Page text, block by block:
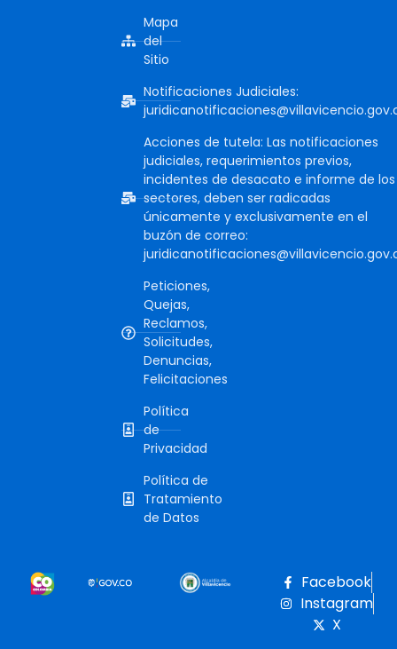
Mapa
del
Sitio
Notificaciones Judiciales:
Acciones de tutela: Las notificaciones
judiciales, requerimientos previos,
incidentes de desacato e informe de los
sectores, deben ser radicadas
únicamente y exclusivamente en el
buzón de correo:
Peticiones,
Quejas,
Reclamos,
Solicitudes,
Denuncias,
Felicitaciones
Política
de
Privacidad
Política de
Tratamiento
de Datos
Facebook
Instagram
X